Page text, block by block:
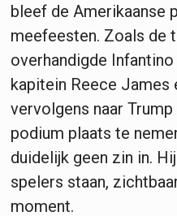
bleef de Amerikaanse
meefeesten. Zoals de
overhandigde
kapitein Reece James
vervolgens naar
podium plaats te
duidelijk geen zin in.
spelers staan,
moment.